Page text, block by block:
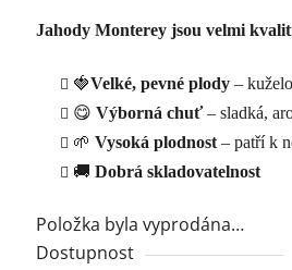
produktu
hvězdiček.
Jahody Monterey jsou velmi
🍓Velké, pevné plody –
😋 Výborná chuť– sladká,
🌱 Vysoká plodnost – patří k
🚚 Dobrá skladovatelnost
Položka byla vyprodána…
Dostupnost